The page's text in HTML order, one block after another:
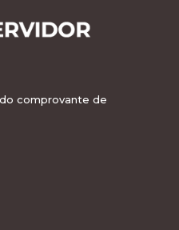
comprovante de